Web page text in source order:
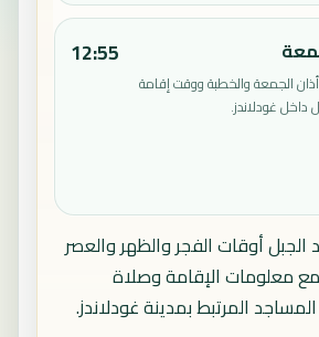
الجمعة والخطبة ووقت إقامة
غودلاندز.
12:55
أوقات الفجر والظهر والعصر
معلومات الإقامة وصلاة
المرتبط بمدينة غودلاندز.